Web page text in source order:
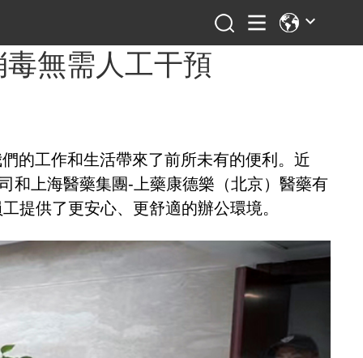
無需人工干預
的工作和生活帶來了前所未有的便利。近
和上海醫藥集團-上藥康德樂（北京）醫藥有
提供了更安心、更舒適的辦公環境。